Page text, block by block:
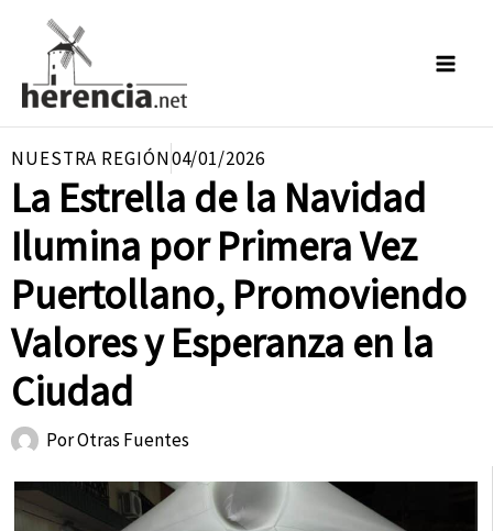
contenido
NUESTRA REGIÓN04/01/2026
La Estrella de la Navidad
Ilumina por Primera Vez
Puertollano, Promoviendo
Valores y Esperanza en la
Ciudad
PorOtras Fuentes